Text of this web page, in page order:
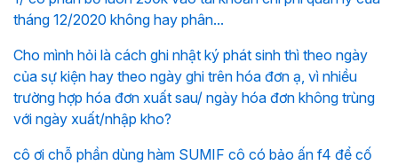
tháng 12/2020 không hay phân...
Cho mình hỏi là cách ghi nhật ký phát sinh thì theo ngày
của sự kiện hay theo ngày ghi trên hóa đơn ạ, vì nhiều
trường hợp hóa đơn xuất sau/ ngày hóa đơn không trùng
với ngày xuất/nhập kho?
cô ơi chỗ phần dùng hàm SUMIF cô có bảo ấn f4 để cố